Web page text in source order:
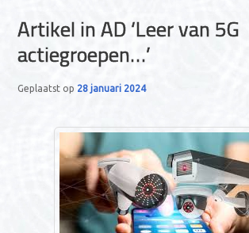
i
c
Artikel in AD ‘Leer van 5G
actiegroepen…’
Geplaatst op 28 januari 2024